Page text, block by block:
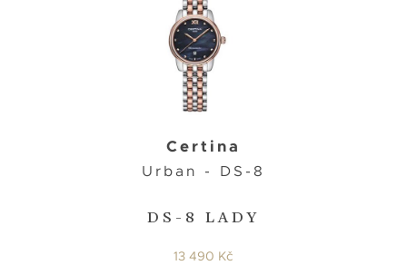
DS-8 LADY
Certina
Urban - DS-8
13 490 Kč